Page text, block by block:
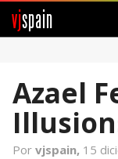
vjspain
Foros
Noticias
Azael
Por vjspain, 15